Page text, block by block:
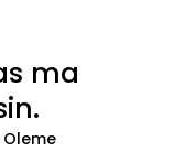
ma